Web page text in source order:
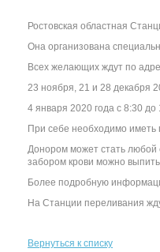
Ростовская областная
Она организована
Всех желающих ждут по
23 ноября, 21 и 28 декабря
4 января 2020 года с 8:30 до
При себе необходимо иметь
Донором может стать любой
забором крови можно
Более подробную
На Станции переливания
Вернуться к списку